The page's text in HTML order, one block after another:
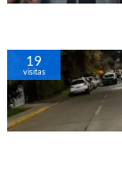
19
visitas